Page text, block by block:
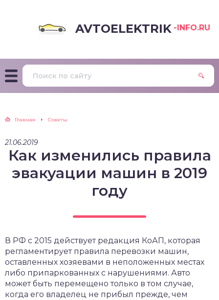
AVTOELEKTRIK -INFO.RU
Главная Советы
21.06.2019
Как изменились правила
эвакуации машин в 2019
году
В РФ с 2015 действует редакция КоАП, которая
регламентирует правила перевозки машин,
оставленных хозяевами в неположенных местах
либо припаркованных с нарушениями. Авто
может быть перемещено только в том случае,
когда его владелец не прибыл прежде, чем